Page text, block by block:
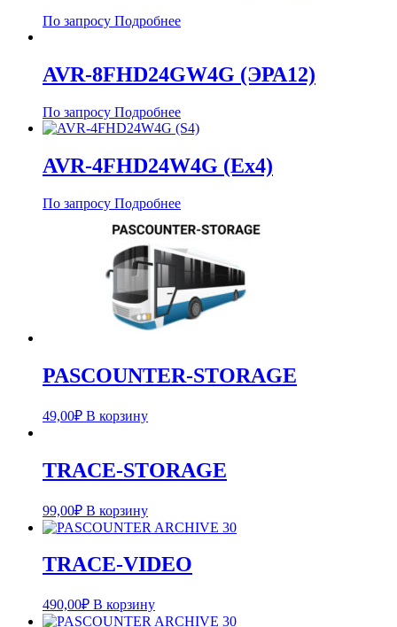
По запросу Подробнее
AVR-8FHD24GW4G (ЭРА12)
По запросу Подробнее
AVR-4FHD24W4G (Ex4)
По запросу Подробнее
PASCOUNTER-STORAGE
49,00₽ В корзину
TRACE-STORAGE
99,00₽ В корзину
TRACE-VIDEO
490,00₽ В корзину